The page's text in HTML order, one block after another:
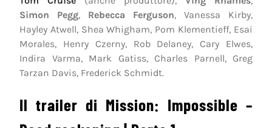
Simon Pegg, Rebecca Ferguson, Vanessa Kirby,
Hayley Atwell, Shea Whigham, Pom Klementieff, Esai
Morales, Henry Czerny, Rob Delaney, Cary Elwes,
Indira Varma, Mark Gatiss, Charles Parnell, Greg
Tarzan Davis, Frederick Schmidt.
Il trailer di Mission: Impossible –